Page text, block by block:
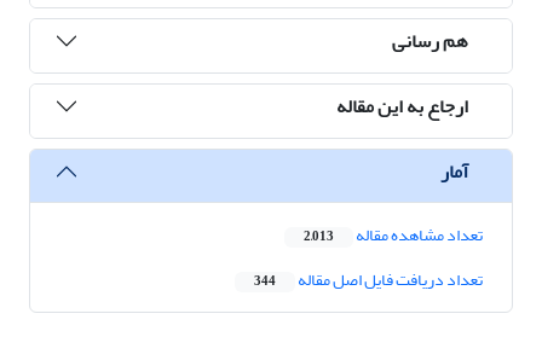
هم رسانی
ارجاع به این مقاله
آمار
تعداد مشاهده مقاله 2,013
تعداد دریافت فایل اصل مقاله 344